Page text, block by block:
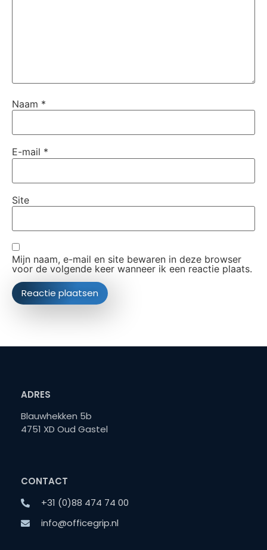
Naam *
E-mail *
Site
Mijn naam, e-mail en site bewaren in deze browser
voor de volgende keer wanneer ik een reactie plaats.
ADRES
Blauwhekken 5b
4751 XD Oud Gastel
CONTACT
+31 (0)88 474 74 00
info@officegrip.nl